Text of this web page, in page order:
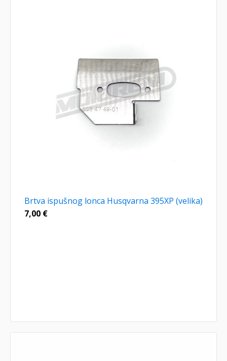
Brtva ispušnog lonca Husqvarna 395XP (velika)
7,00 €